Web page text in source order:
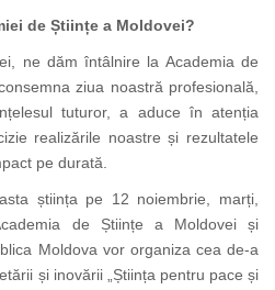
de Științe a Moldovei?
ne dăm întâlnire la Academia de
ziua noastră profesională,
tuturor, a aduce în atenția
realizările noastre și rezultatele
pe durată.
știința pe 12 noiembrie, marți,
de Științe a Moldovei și
Moldova vor organiza cea de-a
și inovării „Știința pentru pace și